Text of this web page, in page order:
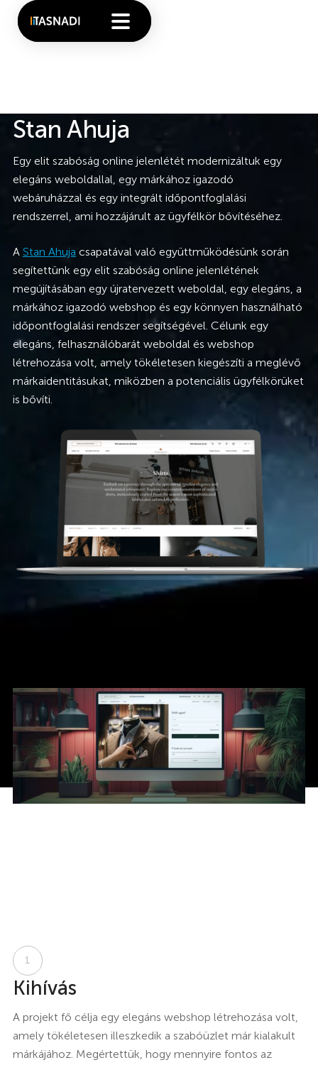
Stan Ahuja
Egy elit szabóság online jelenlétét modernizáltuk egy
elegáns weboldallal, egy márkához igazodó
webáruházzal és egy integrált időpontfoglalási
rendszerrel, ami hozzájárult az ügyfélkör bővítéséhez.
A Stan Ahuja csapatával való együttműködésünk során
segítettünk egy elit szabóság online jelenlétének
megújításában egy újratervezett weboldal, egy elegáns, a
márkához igazodó webshop és egy könnyen használható
időpontfoglalási rendszer segítségével. Célunk egy
elegáns, felhasználóbarát weboldal és webshop
létrehozása volt, amely tökéletesen kiegészíti a meglévő
márkaidentitásukat, miközben a potenciális ügyfélkörüket
is bővíti.
1
Kihívás
A projekt fő célja egy elegáns webshop létrehozása volt,
amely tökéletesen illeszkedik a szabóüzlet már kialakult
márkájához. Megértettük, hogy mennyire fontos az